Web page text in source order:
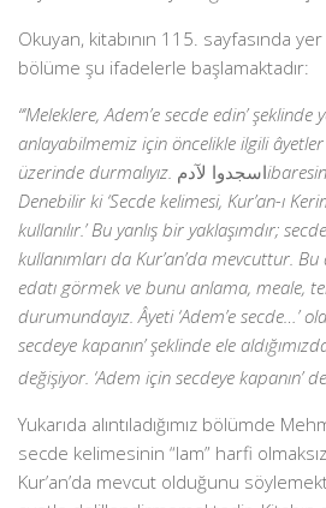
Okuyan, kitabının 115. sayfasında yer
bölüme şu ifadelerle başlamaktadır:
“‘Meleklere, Adem’e secde edin’
anlayabilmemiz için öncelikle ilgili âyetler
üzerinde durmalıyız. اسجدوا لآدم
Denebilir ki ‘Secde kelimesi, Kur’an-ı
kullanılır.’ Bu yanlış bir yaklaşımdır;
kullanımları da Kur’an’da mevcuttur. Bu
edatı görmek ve bunu anlama, meale,
durumundayız. Âyeti ‘Adem’e secde…’
secdeye kapanın’ şeklinde ele
değişiyor. ‘Adem için secdeye kapanın’
Yukarıda alıntıladığımız bölümde
secde kelimesinin “lam” harfi
Kur’an’da mevcut olduğunu